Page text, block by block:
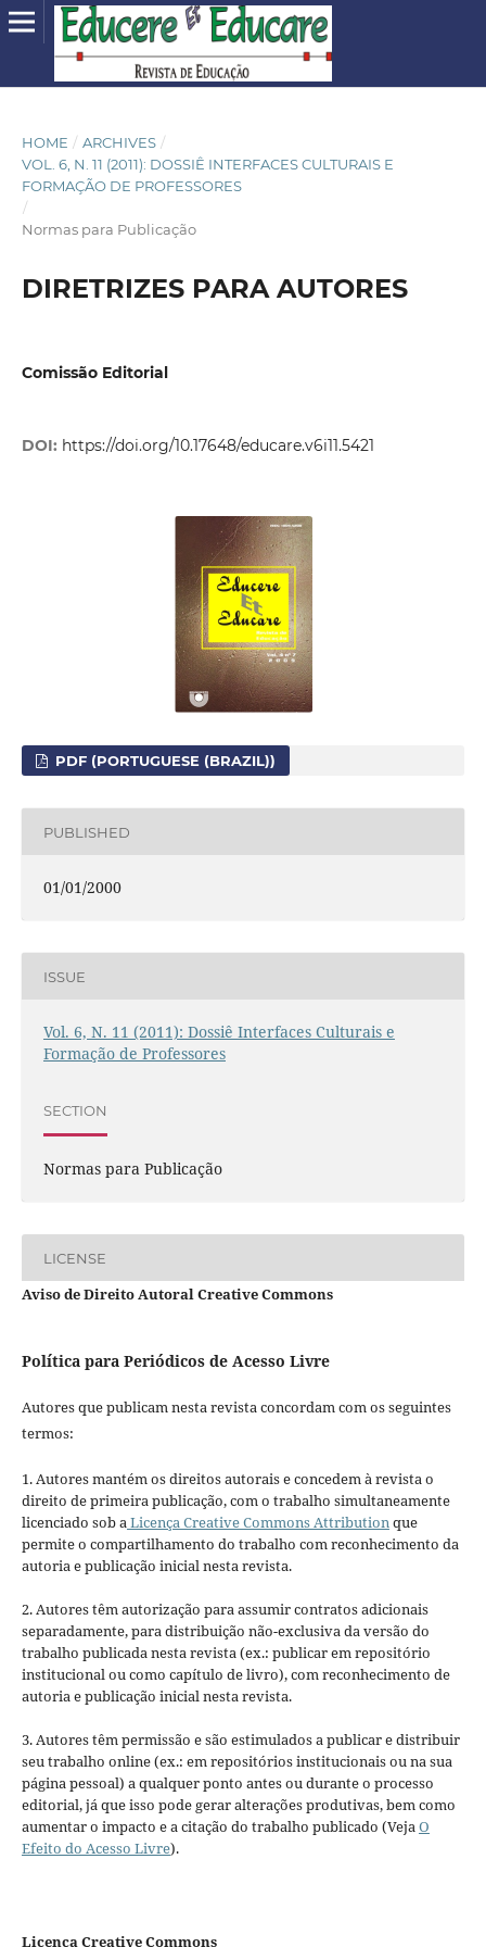
HOME / ARCHIVES /
VOL. 6, N. 11 (2011): DOSSIÊ INTERFACES CULTURAIS E
FORMAÇÃO DE PROFESSORES
/
Normas para Publicação
DIRETRIZES PARA AUTORES
Comissão Editorial
DOI: https://doi.org/10.17648/educare.v6i11.5421
PDF (PORTUGUESE (BRAZIL))
PUBLISHED
01/01/2000
ISSUE
Vol. 6, N. 11 (2011): Dossiê Interfaces Culturais e
Formação de Professores
SECTION
Normas para Publicação
LICENSE
Aviso de Direito Autoral Creative Commons
Política para Periódicos de Acesso Livre
Autores que publicam nesta revista concordam com os seguintes
termos:
1. Autores mantém os direitos autorais e concedem à revista o
direito de primeira publicação, com o trabalho simultaneamente
licenciado sob aLicença Creative Commons Attributionque
permite o compartilhamento do trabalho com reconhecimento da
autoria e publicação inicial nesta revista.
2. Autores têm autorização para assumir contratos adicionais
separadamente, para distribuição não-exclusiva da versão do
trabalho publicada nesta revista (ex.: publicar em repositório
institucional ou como capítulo de livro), com reconhecimento de
autoria e publicação inicial nesta revista.
3. Autores têm permissão e são estimulados a publicar e distribuir
seu trabalho online (ex.: em repositórios institucionais ou na sua
página pessoal) a qualquer ponto antes ou durante o processo
editorial, já que isso pode gerar alterações produtivas, bem como
aumentar o impacto e a citação do trabalho publicado (VejaO
Efeito do Acesso Livre).
Licença Creative Commons